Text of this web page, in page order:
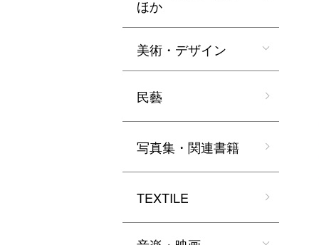
ほか
美術・デザイン
民藝
写真集・関連書籍
TEXTILE